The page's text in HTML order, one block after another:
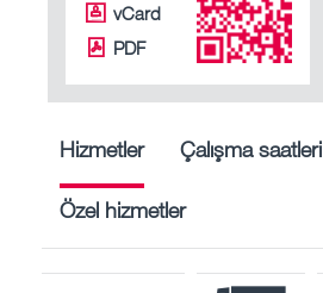
vCard
PDF
Hizmetler Çalışma saatleri
Özel hizmetler